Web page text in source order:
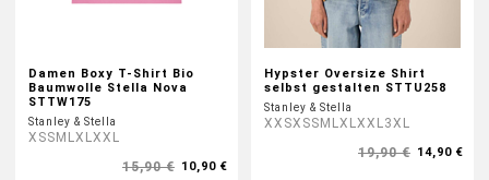
SOCKEN PERSONALISIEREN
FOTOTASSEN UND MEHR
GROSSBESTELLUNG
Damen Boxy T-Shirt Bio
Baumwolle Stella Nova
STTW175
Stanley & Stella
XSSM L XL XXL
15,90 € 10,90 €
Hypster Oversize Shirt
selbst gestalten STTU258
Stanley & Stella
XXSXSSM L XL XXL 3XL
19,90 € 14,90 €